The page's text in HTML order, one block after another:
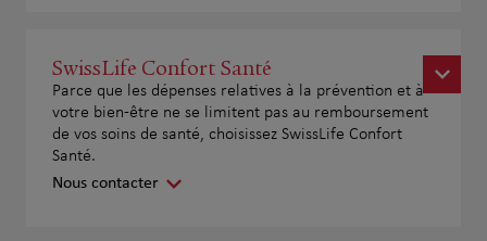
SwissLife Confort Santé
Parce que les dépenses relatives à la prévention et à
votre bien-être ne se limitent pas au remboursement
de vos soins de santé, choisissez SwissLife Confort
Santé.
Nous contacter